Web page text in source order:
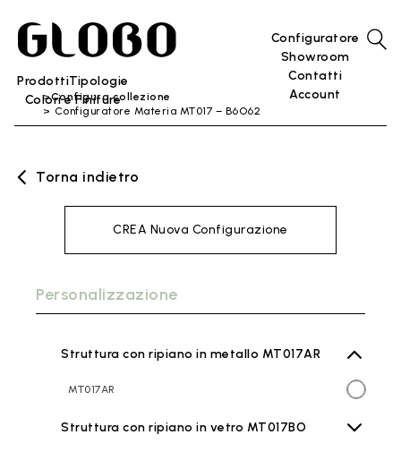
ProdottiTipologie
Colori e Finiture
Configuratore
Showroom
Contatti
Account
Configura collezione
Configuratore Materia MT017 – B6O62
Torna indietro
CREA Nuova Configurazione
Personalizzazione
Struttura con ripiano in metallo MT017AR
MT017AR
Struttura con ripiano in vetro MT017BO